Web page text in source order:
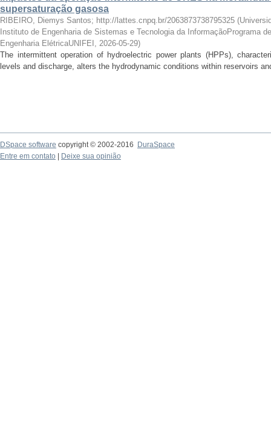
supersaturação gasosa
RIBEIRO, Diemys Santos; http://lattes.cnpq.br/2063873738795325 (
Instituto de Engenharia de Sistemas e Tecnologia da InformaçãoPrograma
Engenharia ElétricaUNIFEI , 2026-05-29)
The intermittent operation of hydroelectric power plants (HPPs),
levels and discharge, alters the hydrodynamic conditions within reservoirs
DSpace software copyright © 2002-2016
DuraSpace
Entre em contato
Deixe sua opinião